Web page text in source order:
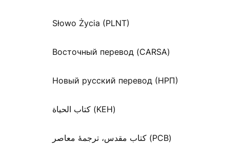
Słowo Życia (PLNT)
Восточный перевод (CARSA)
Новый русский перевод (НРП)
كتاب الحياة (KEH)
کتاب مقدس، ترجمۀ معاصر (PCB)